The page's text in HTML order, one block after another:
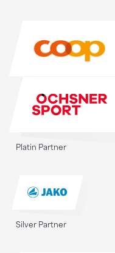
Platin Partner
Silver Partner